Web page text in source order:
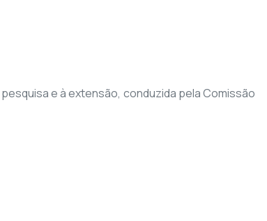
e à extensão, conduzida pela Comissão